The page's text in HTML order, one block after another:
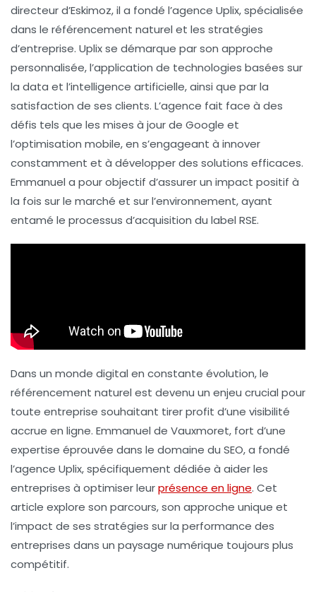
directeur d’Eskimoz, il a fondé l’agence Uplix, spécialisée
dans le référencement naturel et les stratégies
d’entreprise. Uplix se démarque par son approche
personnalisée, l’application de technologies basées sur
la data et l’intelligence artificielle, ainsi que par la
satisfaction de ses clients. L’agence fait face à des
défis tels que les mises à jour de Google et
l’optimisation mobile, en s’engageant à innover
constamment et à développer des solutions efficaces.
Emmanuel a pour objectif d’assurer un impact positif à
la fois sur le marché et sur l’environnement, ayant
entamé le processus d’acquisition du label RSE.
Dans un monde digital en constante évolution, le
référencement naturel est devenu un enjeu crucial pour
toute entreprise souhaitant tirer profit d’une visibilité
accrue en ligne. Emmanuel de Vauxmoret, fort d’une
expertise éprouvée dans le domaine du SEO, a fondé
l’agence Uplix, spécifiquement dédiée à aider les
entreprises à optimiser leurprésence en ligne. Cet
article explore son parcours, son approche unique et
l’impact de ses stratégies sur la performance des
entreprises dans un paysage numérique toujours plus
compétitif.